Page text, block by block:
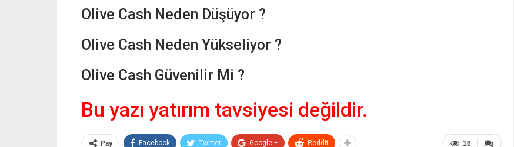
Olive Cash Neden Düşüyor ?
Olive Cash Neden Yükseliyor ?
Olive Cash Güvenilir Mi ?
Bu yazı yatırım tavsiyesi değildir.
16
Pay Facebook Twitter Google + ReddIt